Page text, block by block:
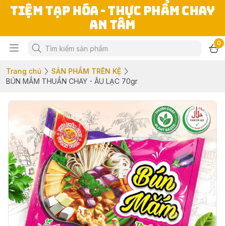
TIỆM TẠP HÓA - THỰC PHẨM CHAY
AN TÂM
0
Trang chủ
SẢN PHẨM TRÊN KỆ
BÚN MẮM THUẦN CHAY - ÂU LẠC 70gr